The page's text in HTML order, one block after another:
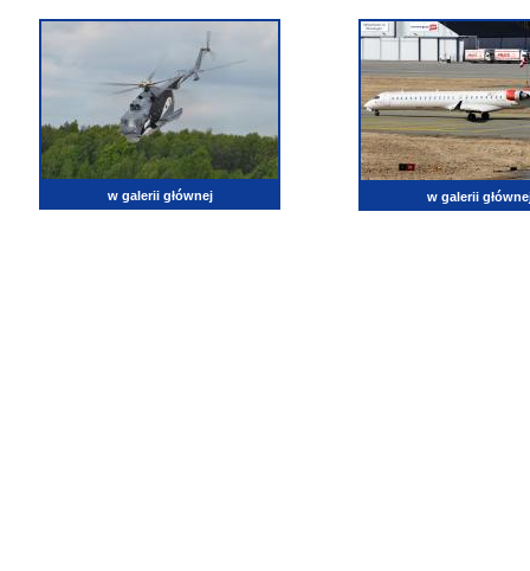
w galerii głównej w galerii